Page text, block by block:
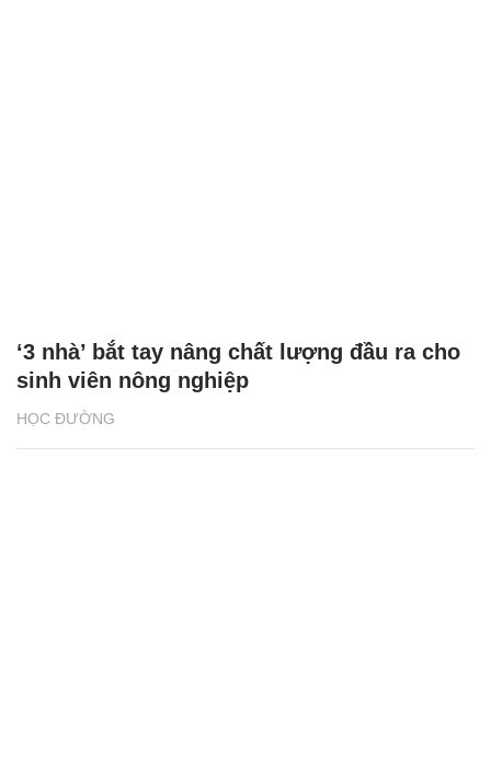
HỌC ĐƯỜNG
‘3 nhà’ bắt tay nâng chất lượng đầu ra cho
sinh viên nông nghiệp